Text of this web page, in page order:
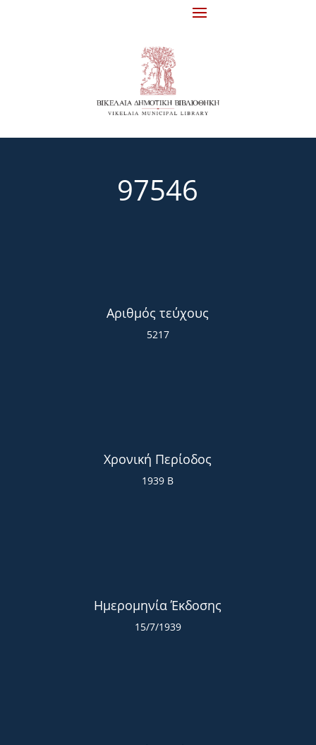
97546
Αριθμός τεύχους
5217
Χρονική Περίοδος
1939 Β
Ημερομηνία Έκδοσης
15/7/1939